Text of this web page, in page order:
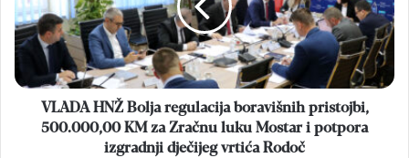
boravišnih
pristojbi,
500.000,00
za
ZračnuVLADA HNŽ Bolja regulacija boravišnih pristojbi,
500.000,00 KM za Zračnu luku Mostar i potpora
izgradnji dječijeg vrtića Rodoč